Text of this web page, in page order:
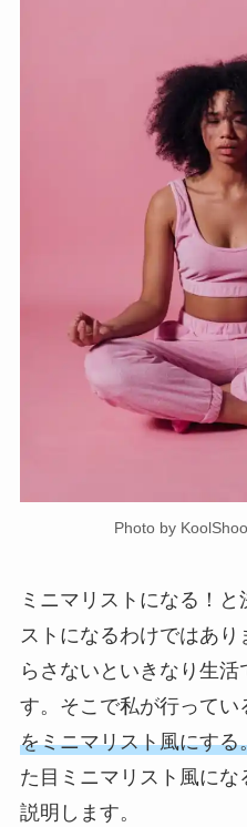
Photo by
ミニマリストになる！
ストになるわけではあ
らさないといきなり生
す。そこで私が行ってい
をミニマリスト風にする
た目ミニマリスト風に
説明します。